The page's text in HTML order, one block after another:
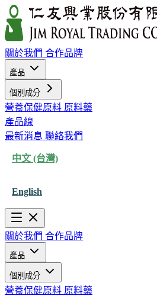
關於我們 合作品牌
產品
個別成分
營養保健原料 原料藥
產品線
最新消息 聯絡我們
中文 (台灣)
English
關於我們 合作品牌
產品
個別成分
營養保健原料 原料藥